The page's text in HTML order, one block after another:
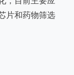
片和药物筛选